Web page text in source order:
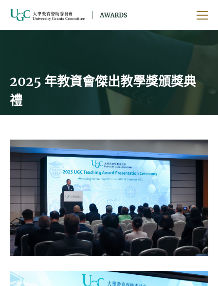
開
2025 年教資會傑出教學獎頒獎典
禮